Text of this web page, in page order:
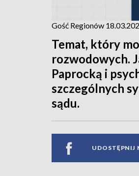
Gość Regionów
Temat, który
rozwodowych.
Paprocką i
szczególnych
sądu.
UDOSTĘPNIJ